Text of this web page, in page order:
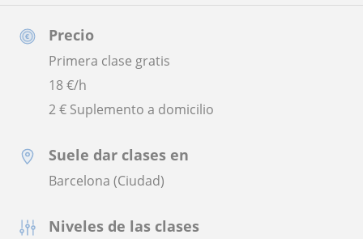
Precio
Primera clase gratis
18€/h
2 € Suplemento a domicilio
Suele dar clases en
Barcelona (Ciudad)
Niveles de las clases